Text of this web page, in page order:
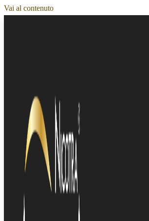
Vai al contenuto